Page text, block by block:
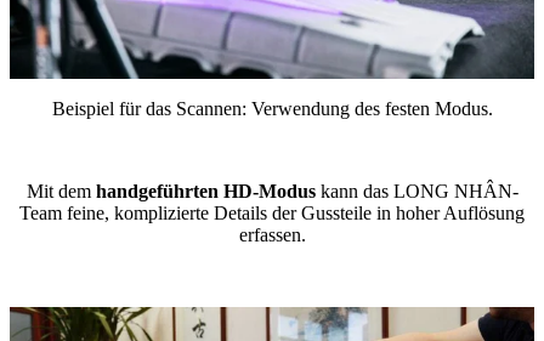
Beispiel für das Scannen: Verwendung des festen Modus.
Mit dem handgeführten HD-Moduskann das LONG NHÂN-
Team feine, komplizierte Details der Gussteile in hoher Auflösung
erfassen.